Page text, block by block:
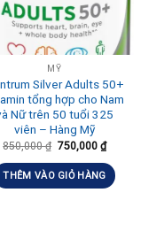
MỸ
Silver Adults 50+
tổng hợp cho Nam
Nữ trên 50 tuổi 325
viên – Hàng Mỹ
850,000₫ 750,000 ₫
THÊM VÀO GIỎ HÀNG